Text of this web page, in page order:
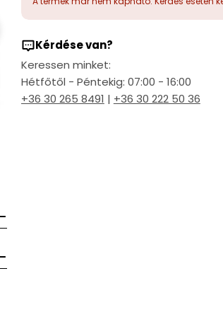
Kérdése van?
Keressen minket:
Hétfőtől - Péntekig: 07:00 - 16:00
+36 30 265 8491 | +36 30 222 50 36